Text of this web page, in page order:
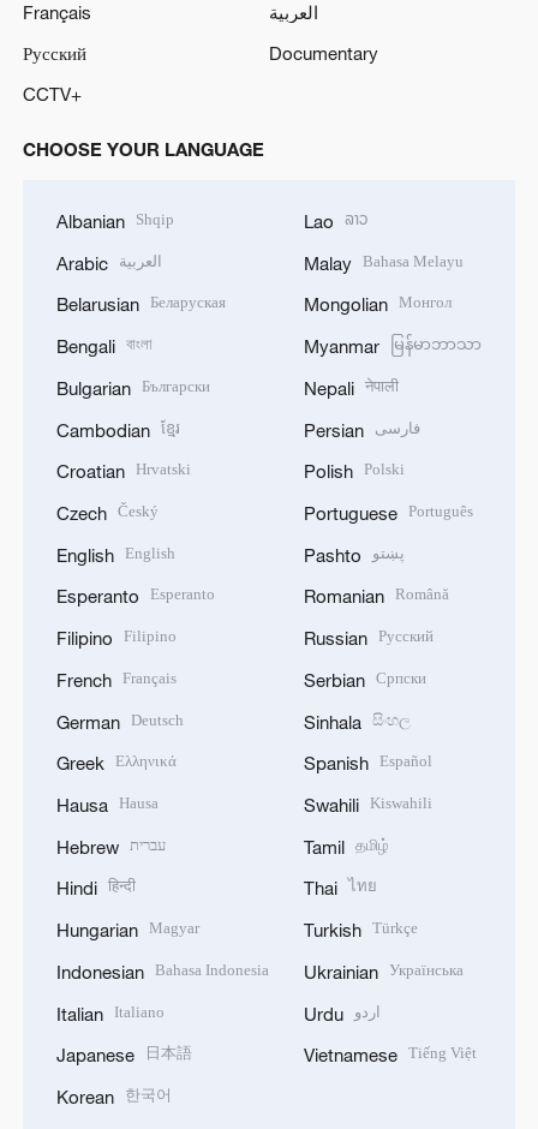
Français
العربية
Русский
Documentary
CCTV+
CHOOSE YOUR LANGUAGE
Albanian Shqip
Arabic العربية
Belarusian Беларуская
Bengali বাংলা
Bulgarian Български
Cambodian ខ្មែរ
Croatian Hrvatski
Czech Český
English English
Esperanto Esperanto
Filipino Filipino
French Français
German Deutsch
Greek Ελληνικά
Hausa Hausa
Hebrew עברית
Hindi हिन्दी
Hungarian Magyar
Indonesian Bahasa Indonesia
Italian Italiano
Japanese 日本語
Korean 한국어
Lao ລາວ
Malay Bahasa Melayu
Mongolian Монгол
Myanmar မြန်မာဘာသာ
Nepali नेपाली
Persian فارسی
Polish Polski
Portuguese Português
Pashto پښتو
Romanian Română
Russian Русский
Serbian Српски
Sinhala සිංහල
Spanish Español
Swahili Kiswahili
Tamil தமிழ்
Thai ไทย
Turkish Türkçe
Ukrainian Українська
Urdu اردو
Vietnamese Tiếng Việt